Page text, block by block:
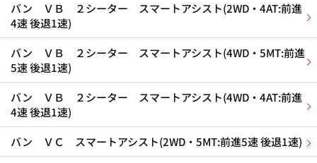
バン ＶＢ ２シーター スマートアシスト(2WD・4AT:前進
4速 後退1速)
バン ＶＢ ２シーター スマートアシスト(4WD・5MT:前進
5速 後退1速)
バン ＶＢ ２シーター スマートアシスト(4WD・4AT:前進
4速 後退1速)
バン ＶＣ スマートアシスト(2WD・5MT:前進5速 後退1速)